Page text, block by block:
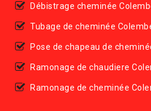
Débistrage cheminée
Tubage de cheminée
Pose de chapeau de
Ramonage de chaudiere
Ramonage de cheminée